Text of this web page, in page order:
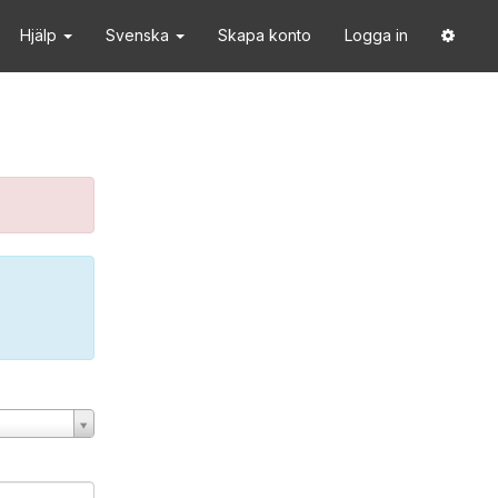
Hjälp Svenska Skapa konto Logga in